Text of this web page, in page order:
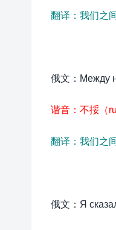
翻译：我们之
俄文：Между
谐音：不挼（
翻译：我们之
俄文：Я